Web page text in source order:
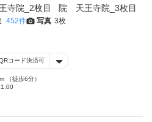
452件 写真 3枚
コード決済可
（徒歩6分）